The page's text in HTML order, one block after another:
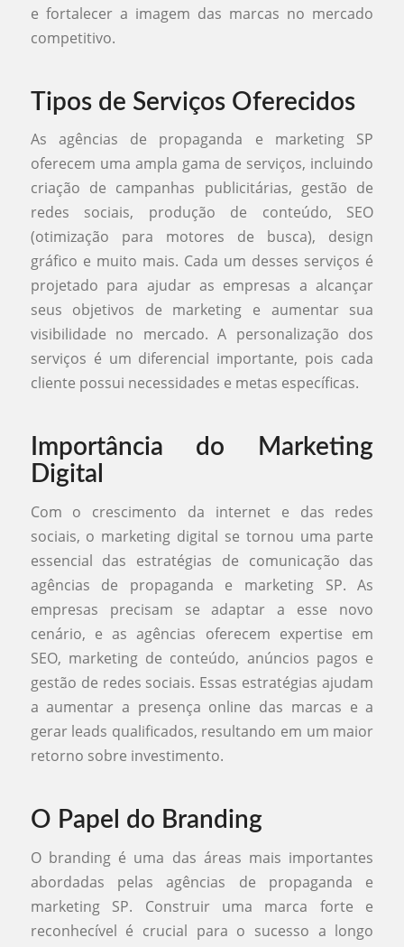
e fortalecer a imagem das marcas no mercado
competitivo.
Tipos de Serviços Oferecidos
As agências de propaganda e marketing SP
oferecem uma ampla gama de serviços, incluindo
criação de campanhas publicitárias, gestão de
redes sociais, produção de conteúdo, SEO
(otimização para motores de busca), design
gráfico e muito mais. Cada um desses serviços é
projetado para ajudar as empresas a alcançar
seus objetivos de marketing e aumentar sua
visibilidade no mercado. A personalização dos
serviços é um diferencial importante, pois cada
cliente possui necessidades e metas específicas.
Importância do Marketing
Digital
Com o crescimento da internet e das redes
sociais, o marketing digital se tornou uma parte
essencial das estratégias de comunicação das
agências de propaganda e marketing SP. As
empresas precisam se adaptar a esse novo
cenário, e as agências oferecem expertise em
SEO, marketing de conteúdo, anúncios pagos e
gestão de redes sociais. Essas estratégias ajudam
a aumentar a presença online das marcas e a
gerar leads qualificados, resultando em um maior
retorno sobre investimento.
O Papel do Branding
O branding é uma das áreas mais importantes
abordadas pelas agências de propaganda e
marketing SP. Construir uma marca forte e
reconhecível é crucial para o sucesso a longo